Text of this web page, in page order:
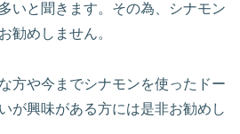
いと聞きます。その為、シナモン
勧めしません。
方や今までシナモンを使ったドー
が興味がある方には是非お勧めし